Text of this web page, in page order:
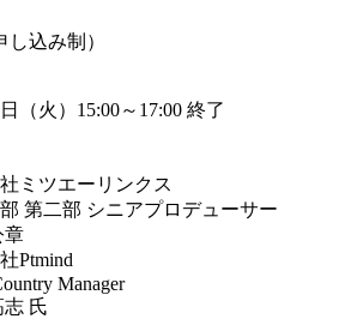
込み制）
（火）15:00～17:00 終了
ミツエーリンクス
第二部 シニアプロデューサー
章
Ptmind
Manager
志 氏